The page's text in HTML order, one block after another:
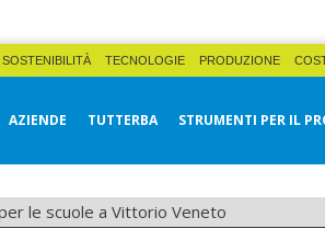
SOSTENIBILITÀ TECNOLOGIE PRODUZIONE
AZIENDE TUTTERBA STRUMENTI PER IL
le scuole a Vittorio Veneto